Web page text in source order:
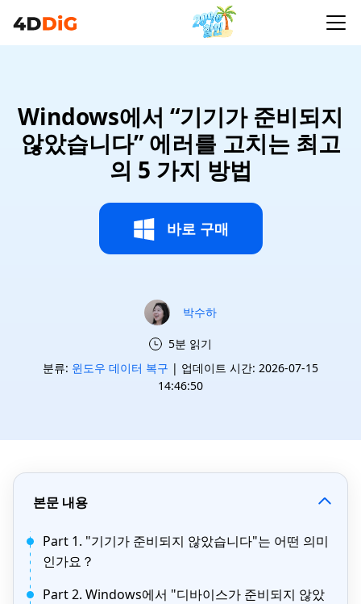
Windows에서 “기기가 준비되지
않았습니다” 에러를 고치는 최고
의 5 가지 방법
바로 구매
박수하
5분 읽기
분류: 윈도우 데이터 복구 | 업데이트 시간: 2026-07-15
14:46:50
본문 내용
Part 1. "기기가 준비되지 않았습니다"는 어떤 의미
인가요？
Part 2. Windows에서 "디바이스가 준비되지 않았